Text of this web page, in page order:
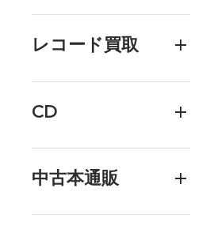
レコード買取
CD
中古本通販